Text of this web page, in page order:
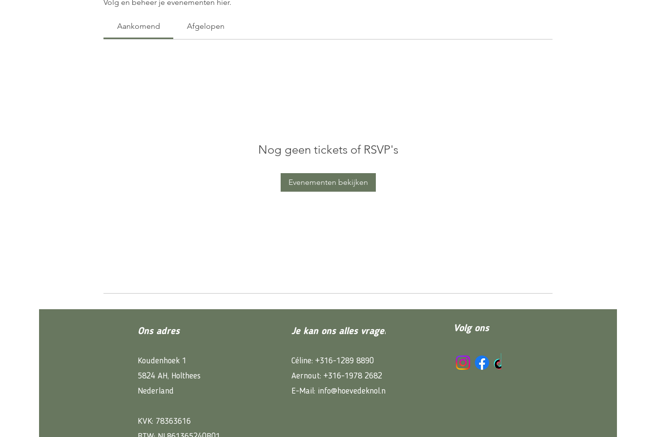
Volg en beheer je evenementen hier.
Aankomend Afgelopen
Nog geen tickets of RSVP's
Evenementen bekijken
Ons adres
Koudenhoek 1
5824 AH, Holthees
Nederland
KVK: 78363616
Je kan ons alles vragen
Céline: +316-1289 8890
Aernout: +316-1978 2682
E-Mail: info@hoevedeknol.nl
Volg ons